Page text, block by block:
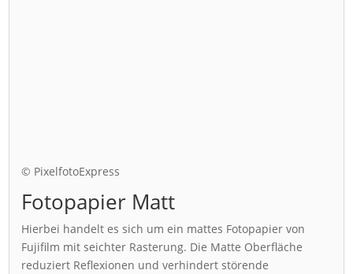
© PixelfotoExpress
Fotopapier Matt
Hierbei handelt es sich um ein mattes Fotopapier von
Fujifilm mit seichter Rasterung. Die Matte Oberfläche
reduziert Reflexionen und verhindert störende